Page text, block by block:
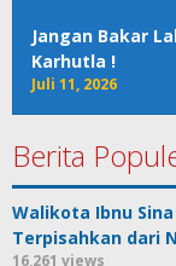
Jangan Bakar
Karhutla !
Juli 11, 2026
Berita
Walikota Ibnu
Terpisahkan dari
16,261 views